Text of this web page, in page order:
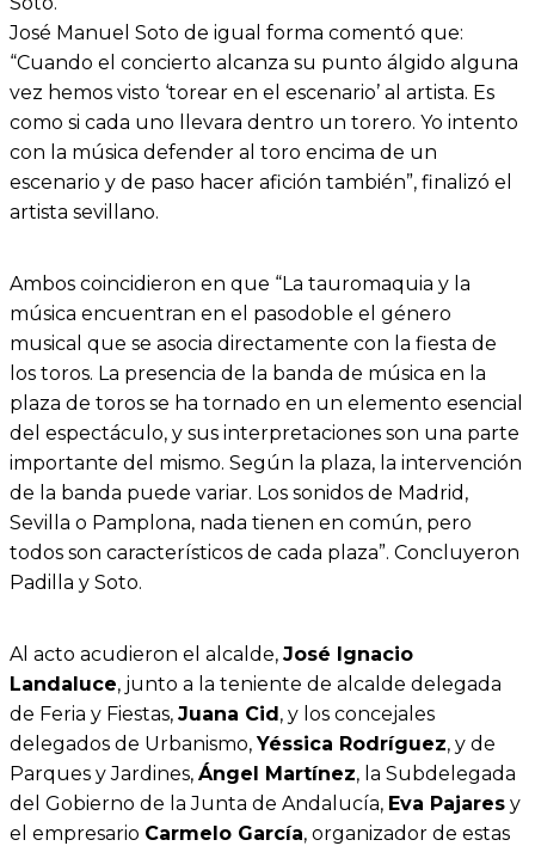
José Manuel Soto de igual forma comentó que:
“Cuando el concierto alcanza su punto álgido alguna
vez hemos visto ‘torear en el escenario’ al artista. Es
como si cada uno llevara dentro un torero. Yo intento
con la música defender al toro encima de un
escenario y de paso hacer afición también”, finalizó el
artista sevillano.
Ambos coincidieron en que “La tauromaquia y la
música encuentran en el pasodoble el género
musical que se asocia directamente con la fiesta de
los toros. La presencia de la banda de música en la
plaza de toros se ha tornado en un elemento esencial
del espectáculo, y sus interpretaciones son una parte
importante del mismo. Según la plaza, la intervención
de la banda puede variar. Los sonidos de Madrid,
Sevilla o Pamplona, nada tienen en común, pero
todos son característicos de cada plaza”. Concluyeron
Padilla y Soto.
Al acto acudieron el alcalde, José Ignacio
Landaluce, junto a la teniente de alcalde delegada
de Feria y Fiestas, Juana Cid, y los concejales
delegados de Urbanismo,Yéssica Rodríguez, y de
Parques y Jardines, Ángel Martínez, la Subdelegada
del Gobierno de la Junta de Andalucía, Eva Pajares y
el empresario Carmelo García, organizador de estas